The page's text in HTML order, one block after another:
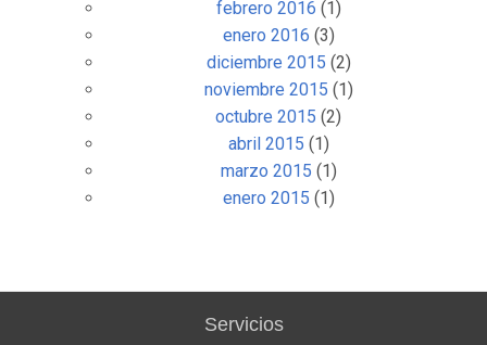
febrero 2016 (1)
enero 2016 (3)
diciembre 2015 (2)
noviembre 2015 (1)
octubre 2015 (2)
abril 2015 (1)
marzo 2015 (1)
enero 2015 (1)
Servicios